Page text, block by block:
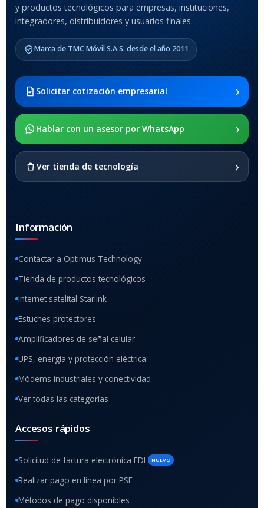
MODELO DE TABLETS
COMPATIBLES
2021 SM-x200 / Samsung
Galaxy Tab A8 10.5 2021 SM-
x205
SOPORTE DE APOYO
y productos tecnológicos para empresas, instituciones,
integradores, distribuidores y usuarios finales.
Marca de TMC Móvil S.A.S. desde el año 2011
Solicitar cotización empresarial ›
Hablar con un asesor por WhatsApp ›
Ver tienda de tecnología ›
Información
Contactar a Optimus Technology
Tienda de productos tecnológicos
Internet satelital Starlink
Estuches protectores
Amplificadores de señal celular
UPS, energía y protección eléctrica
Módems industriales y conectividad
Ver todas las categorías
Accesos rápidos
Solicitud de factura electrónica EDI NUEVO
Realizar pago en línea por PSE
Métodos de pago disponibles